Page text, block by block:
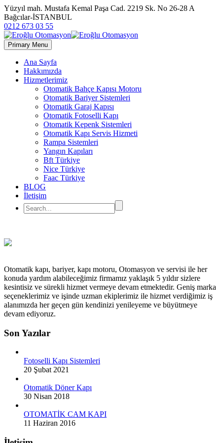
Yüzyıl mah. Mustafa Kemal Paşa Cad. 2219 Sk. No 26-28 A
Bağcılar-İSTANBUL
0212 673 03 55
Primary Menu
Ana Sayfa
Hakkımızda
Hizmetlerimiz
Otomatik Bahçe Kapısı Motoru
Otomatik Bariyer Sistemleri
Otomatik Garaj Kapısı
Otomatik Fotoselli Kapı
Otomatik Kepenk Sistemleri
Otomatik Kapı Servis Hizmeti
Rampa Sistemleri
Yangın Kapıları
Bft Türkiye
Nice Türkiye
Faac Türkiye
BLOG
İletişim
Otomatik kapı, bariyer, kapı motoru, Otomasyon ve servisi ile her
konuda yardım alabileceğimiz firmamız yaklaşık 5 yıldır sizlere
kesintisiz ve sürekli hizmet vermeye devam etmektedir. Geniş marka
seçeneklerimiz ve işinde uzman ekiplerimiz ile hizmet verdiğimiz iş
alanımızda her geçen gün kendinizi yenileyeme ve büyütmeye
devam ediyoruz.
Son Yazılar
Fotoselli Kapı Sistemleri
20 Şubat 2021
Otomatik Döner Kapı
30 Nisan 2018
OTOMATİK CAM KAPI
11 Haziran 2016